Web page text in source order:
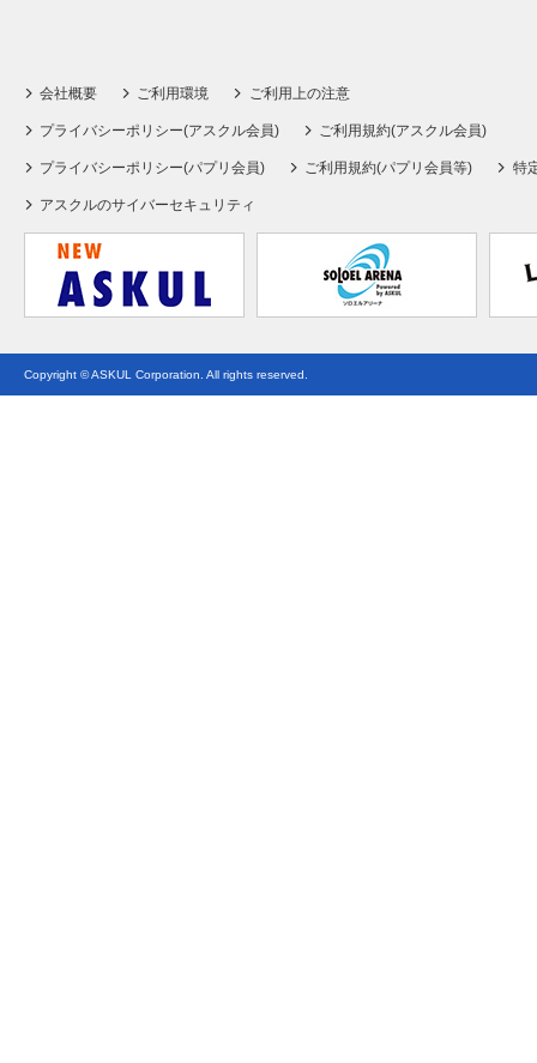
会社概要 ご利用環境 ご利用上の注意
プライバシーポリシー(アスクル会員) ご利用規約(アスクル会員)
プライバシーポリシー(パプリ会員) ご利用規約(パプリ会員等) 特
アスクルのサイバーセキュリティ
Copyright © ASKUL Corporation. All rights reserved.